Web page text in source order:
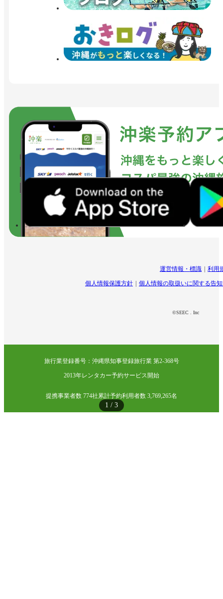
1 / 3
運営情報・標識 利用
個人情報保護方針 個人情報の取扱いに関する告
©SEEC . Inc
旅行業登録番号：沖縄県知事登録旅行業 第2-368号
2013年レンタカー予約サービス開始
提携事業者数 774社累計予約利用者数 3,769,265名